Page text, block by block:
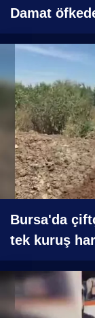
Damat
Bursa'da
tek kuruş